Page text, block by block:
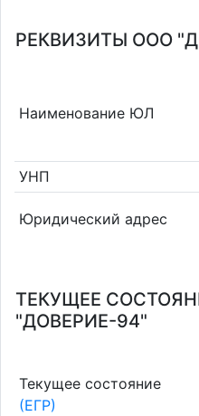
РЕКВИЗИТЫ ООО
Наименование ЮЛ
УНП
Юридический адрес
ТЕКУЩЕЕ
"ДОВЕРИЕ-94"
Текущее состояние
(ЕГР)